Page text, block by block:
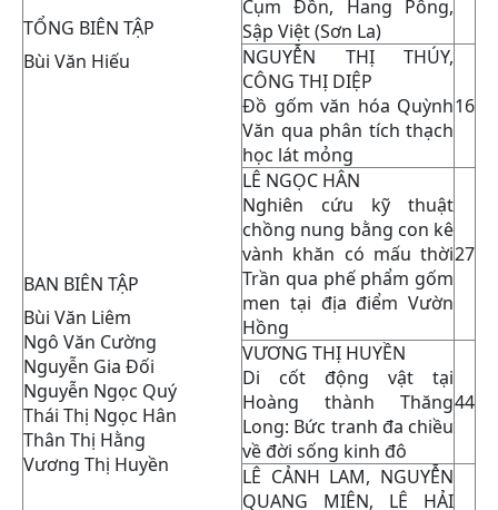
TỔNG BIÊN TẬP
Bùi Văn Hiếu
BAN BIÊN TẬP
Bùi Văn Liêm
Ngô Văn Cường
Nguyễn Gia Đối
Nguyễn Ngọc Quý
Thái Thị Ngọc Hân
Thân Thị Hằng
Vương Thị Huyền
Cụm Đồn, Hang Pông,
Sập Việt (Sơn La)
NGUYỄN THỊ THÚY,
CÔNG THỊ DIỆP
Đồ gốm văn hóa Quỳnh
Văn qua phân tích thạch
học lát mỏng
16
LÊ NGỌC HÂN
Nghiên cứu kỹ thuật
chồng nung bằng con kê
vành khăn có mấu thời
Trần qua phế phẩm gốm
men tại địa điểm Vườn
Hồng
27
VƯƠNG THỊ HUYỀN
Di cốt động vật tại
Hoàng thành Thăng
Long: Bức tranh đa chiều
về đời sống kinh đô
44
LÊ CẢNH LAM, NGUYỄN
QUANG MIÊN, LÊ HẢI